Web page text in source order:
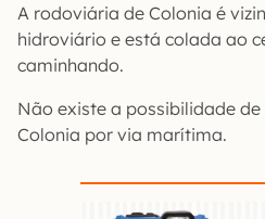
A rodoviária de Colonia é
hidroviário e está colada ao
caminhando.
Não existe a possibilidade
Colonia por via marítima.